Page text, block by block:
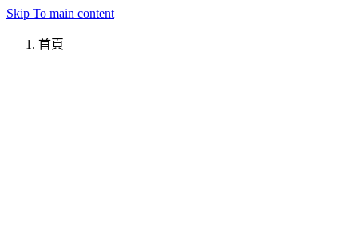
Skip To main content
首頁